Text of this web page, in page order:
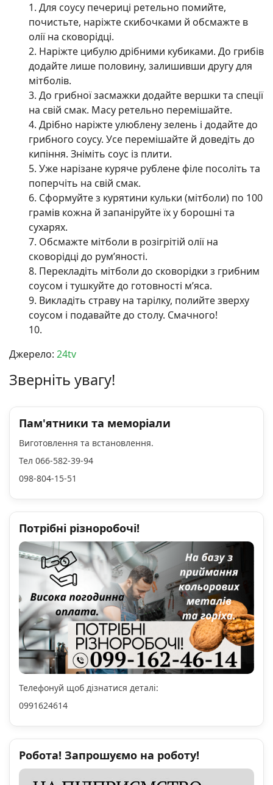
Для соусу печериці ретельно помийте,
почистьте, наріжте скибочками й обсмажте в
олії на сковорідці.
Наріжте цибулю дрібними кубиками. До грибів
додайте лише половину, залишивши другу для
мітболів.
До грибної засмажки додайте вершки та спеції
на свій смак. Масу ретельно перемішайте.
Дрібно наріжте улюблену зелень і додайте до
грибного соусу. Усе перемішайте й доведіть до
кипіння. Зніміть соус із плити.
Уже нарізане куряче рублене філе посоліть та
поперчіть на свій смак.
Сформуйте з курятини кульки (мітболи) по 100
грамів кожна й запаніруйте їх у борошні та
сухарях.
Обсмажте мітболи в розігрітій олії на
сковорідці до рум’яності.
Перекладіть мітболи до сковорідки з грибним
соусом і тушкуйте до готовності м’яса.
Викладіть страву на тарілку, полийте зверху
соусом і подавайте до столу. Смачного!
Джерело: 24tv
Зверніть увагу!
Пам'ятники та меморіали
Виготовлення та встановлення.
Тел 066-582-39-94
098-804-15-51
Потрібні різноробочі!
Телефонуй щоб дізнатися деталі:
0991624614
Робота! Запрошуємо на роботу!